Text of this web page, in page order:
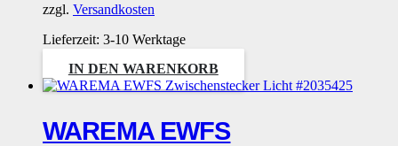
zzgl. Versandkosten
Lieferzeit: 3-10 Werktage
IN DEN WARENKORB
WAREMA EWFS